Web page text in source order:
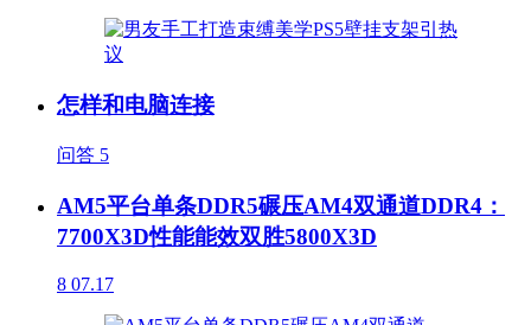
怎样和电脑连接
问答 5
AM5平台单条DDR5碾压AM4双通道DDR4：
7700X3D性能能效双胜5800X3D
8 07.17